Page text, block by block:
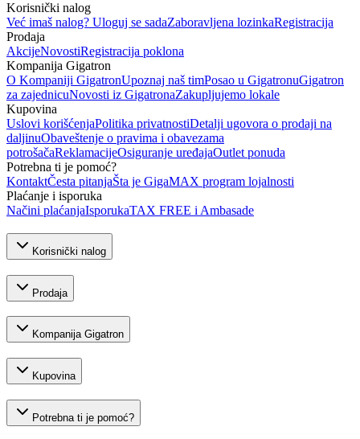
Korisnički nalog
Već imaš nalog? Uloguj se sadaZaboravljena lozinkaRegistracija
Prodaja
AkcijeNovostiRegistracija poklona
Kompanija Gigatron
O Kompaniji GigatronUpoznaj naš timPosao u GigatronuGigatron
za zajednicuNovosti iz GigatronaZakupljujemo lokale
Kupovina
Uslovi korišćenjaPolitika privatnostiDetalji ugovora o prodaji na
daljinuObaveštenje o pravima i obavezama
potrošačaReklamacijeOsiguranje uređajaOutlet ponuda
Potrebna ti je pomoć?
KontaktČesta pitanjaŠta je GigaMAX program lojalnosti
Plaćanje i isporuka
Načini plaćanjaIsporukaTAX FREE i Ambasade
Korisnički nalog
Prodaja
Kompanija Gigatron
Kupovina
Potrebna ti je pomoć?